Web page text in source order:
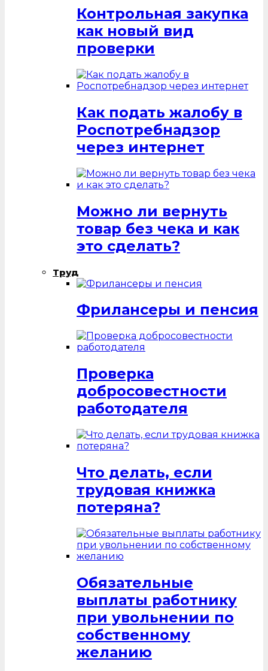
Контрольная закупка
как новый вид
проверки
Как подать жалобу в
Роспотребнадзор
через интернет
Можно ли вернуть
товар без чека и как
это сделать?
Труд
Фрилансеры и пенсия
Проверка
добросовестности
работодателя
Что делать, если
трудовая книжка
потеряна?
Обязательные
выплаты работнику
при увольнении по
собственному
желанию